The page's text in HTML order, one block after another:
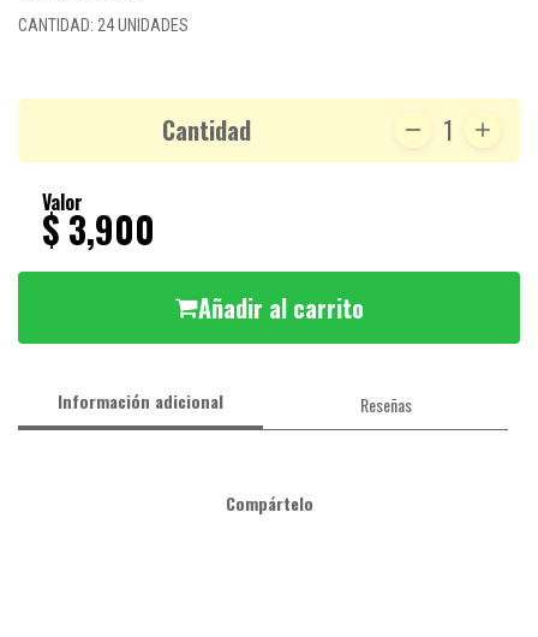
CANTIDAD: 24 UNIDADES
Cantidad 1
Valor
$ 3,900
Añadir al carrito
Información adicional Reseñas
Compártelo